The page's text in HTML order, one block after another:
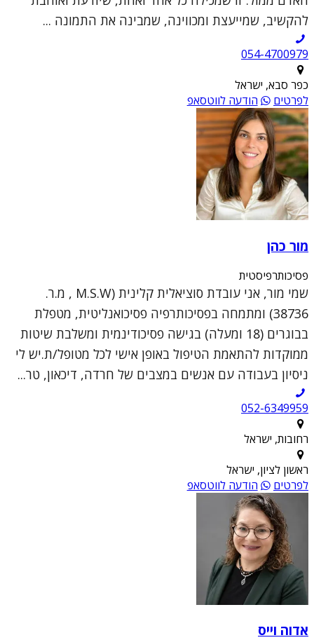
להקשיב, שמייעצת ומכווינה, שמבינה את התמונה ...
054-4700979
כפר סבא, ישראל
לפרטים
הודעה לווטסאפ
מור כהן
פסיכותרפיסטית
שמי מור, אני עובדת סוציאלית קלינית (M.S.W , מ.ר.
38736) ומתמחה בפסיכותרפיה פסיכואנליטית, מטפלת
בבוגרים (18 ומעלה) בגישה פסיכודינמית ומשלבת שיטות
ממוקדות להתאמת הטיפול באופן אישי לכל מטופל/ת.יש לי
ניסיון בעבודה עם אנשים במצבים של חרדה, דיכאון, טר...
052-6349959
רחובות, ישראל
ראשון לציון, ישראל
לפרטים
הודעה לווטסאפ
אדוה וייס